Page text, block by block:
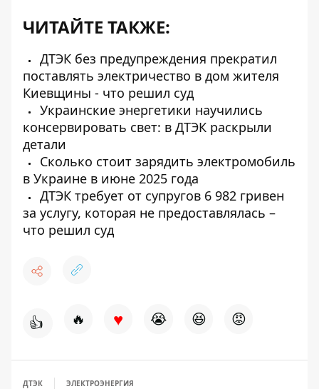
ЧИТАЙТЕ ТАКЖЕ:
ДТЭК без предупреждения прекратил
поставлять электричество в дом жителя
Киевщины - что решил суд
Украинские энергетики научились
консервировать свет: в ДТЭК раскрыли
детали
Сколько стоит зарядить электромобиль
в Украине в июне 2025 года
ДТЭК требует от супругов 6 982 гривен
за услугу, которая не предоставлялась –
что решил суд
👍 🔥 ♥ 😭 😆 😡
ДТЭК ЭЛЕКТРОЭНЕРГИЯ